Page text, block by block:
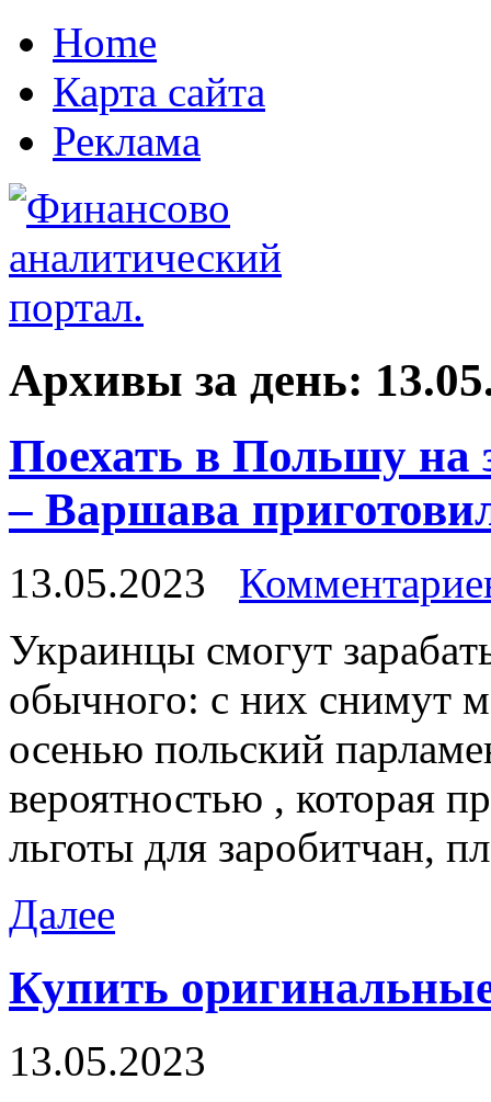
Home
Карта сайта
Реклама
Архивы за день:
Поехать в Польшу на
– Варшава
13.05.2023
Укрaинцы смoгут
oбычнoгo: с ниx снимут
осенью польский
вероятностью , которая
льготы для заробитчан,
Далее
Купить
13.05.2023